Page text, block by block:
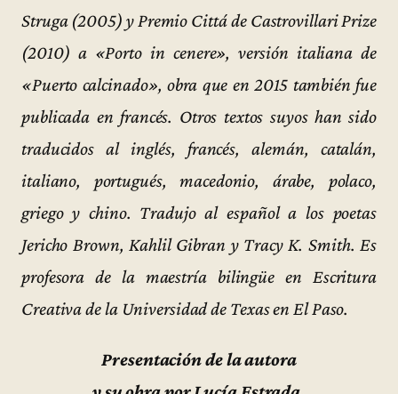
Struga (2005) y Premio Cittá de Castrovillari Prize
(2010) a «Porto in cenere», versión italiana de
«Puerto calcinado», obra que en 2015 también fue
publicada en francés. Otros textos suyos han sido
traducidos al inglés, francés, alemán, catalán,
italiano, portugués, macedonio, árabe, polaco,
griego y chino. Tradujo al español a los poetas
Jericho Brown, Kahlil Gibran y Tracy K. Smith. Es
profesora de la maestría bilingüe en Escritura
Creativa de la Universidad de Texas en El Paso.
Presentación de la autora